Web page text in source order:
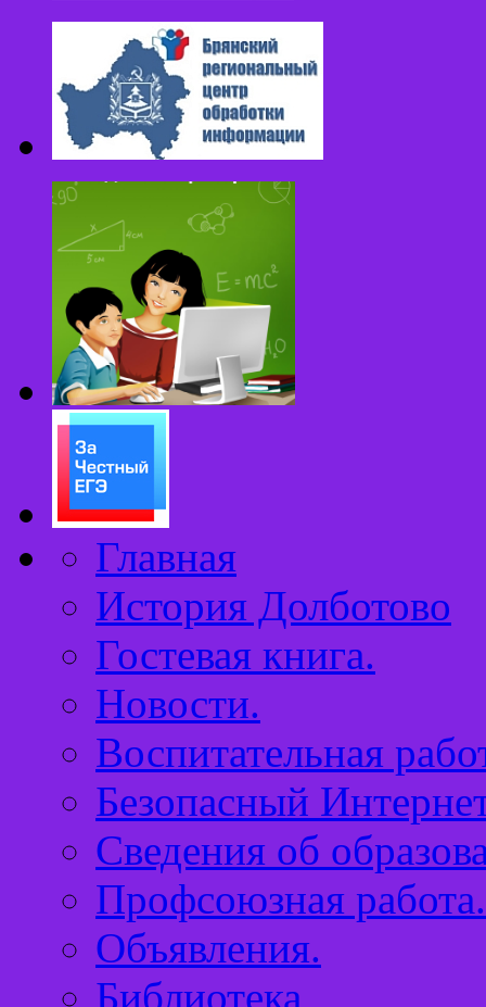
Главная
История Долботово
Гостевая книга.
Новости.
Воспитательная
Безопасный
Сведения об
Профсоюзная работа.
Объявления.
Библиотека